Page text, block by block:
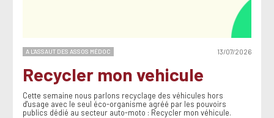
A L'ASSAUT DES ASSOS MÉDOC 13/07/2026
Recycler mon vehicule
Cette semaine nous parlons recyclage des véhicules hors
d'usage avec le seul éco-organisme agréé par les pouvoirs
publics dédié au secteur auto-moto : Recycler mon véhicule.